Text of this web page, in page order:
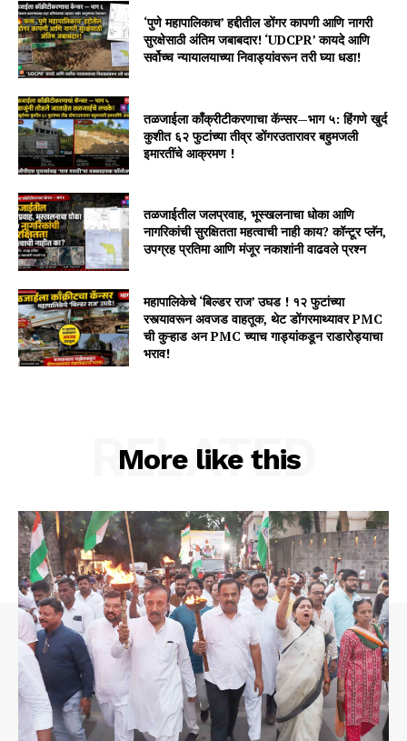
‘पुणे महापालिकाच’ हद्दीतील डोंगर कापणी आणि नागरी
सुरक्षेसाठी अंतिम जबाबदार! ‘UDCPR’ कायदे आणि
सर्वोच्च न्यायालयाच्या निवाड्यांवरून तरी घ्या धडा!
तळजाईला काँक्रीटीकरणाचा कॅन्सर—भाग ५: हिंगणे खुर्द
कुशीत ६२ फुटांच्या तीव्र डोंगरउतारावर बहुमजली
इमारतींचे आक्रमण !
तळजाईतील जलप्रवाह, भूस्खलनाचा धोका आणि
नागरिकांची सुरक्षितता महत्वाची नाही काय? कॉन्टूर प्लॅन,
उपग्रह प्रतिमा आणि मंजूर नकाशांनी वाढवले प्रश्न
महापालिकेचे ‘बिल्डर राज’ उघड ! १२ फुटांच्या
रस्त्यावरून अवजड वाहतूक, थेट डोंगरमाथ्यावर PMC
ची कुऱ्हाड अन PMC च्याच गाड्यांकडून राडारोड्याचा
भराव!
More like this
RELATED